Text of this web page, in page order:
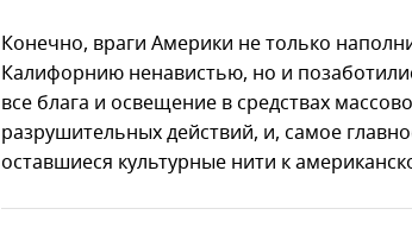
Конечно, враги Америки не только
Калифорнию ненавистью, но и
все блага и освещение в средствах
разрушительных действий, и, самое
оставшиеся культурные нити к